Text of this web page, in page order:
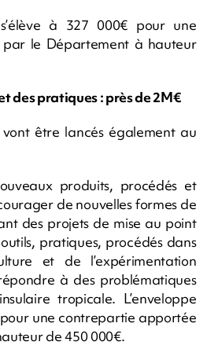
s’élève à 327 000€ pour une
le Département à hauteur
des pratiques : près de 2M€
être lancés également au
produits, procédés et
de nouvelles formes de
des projets de mise au point
pratiques, procédés dans
et de l’expérimentation
à des problématiques
tropicale. L’enveloppe
pour une contrepartie apportée
de 450 000€.